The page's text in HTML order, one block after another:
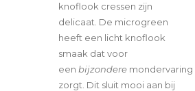
knoflook cressen zijn
delicaat. De microgreen
heeft een licht knoflook
smaak dat voor
een bijzondere mondervaring
zorgt. Dit sluit mooi aan bij